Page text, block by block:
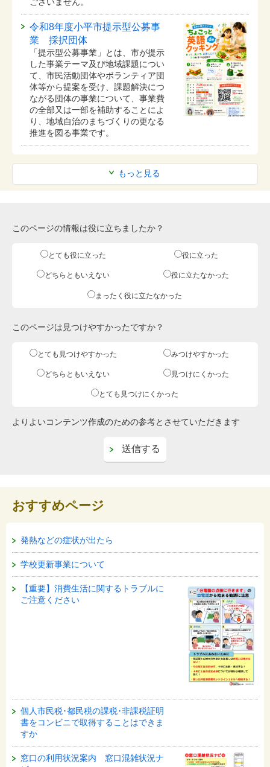
もっと見る
令和8年度小平市提示型公募事
業 採択団体
「提示型公募事業」とは、市が提示
した事業テーマ及び地域課題につい
て、市民活動団体やボランティア団
体等から提案を受け、課題解決につ
ながる団体の事業について、事業費
の全部又は一部を補助することによ
り、地域自治のまちづくりの更なる
推進を図る事業です。
このページの情報は役に立ちましたか？
とても役に立った 役に立った
どちらともいえない 役に立たなかった
まったく役に立たなかった
このページは見つけやすかったですか？
とても見つけやすかった みつけやすかった
どちらともいえない 見つけにくかった
とても見つけにくかった
よりよいコンテンツ作成のための参考とさせていただきます
おすすめページ
発熱などの症状が出たら
学校更新事業について
【重要】消費生活に関するトラブルに
ご注意ください
個人市民税･都民税の課税･非課税証明
書をコンビニで取得することはできま
すか
窓口の利用状況案内 窓口混雑状況ナ